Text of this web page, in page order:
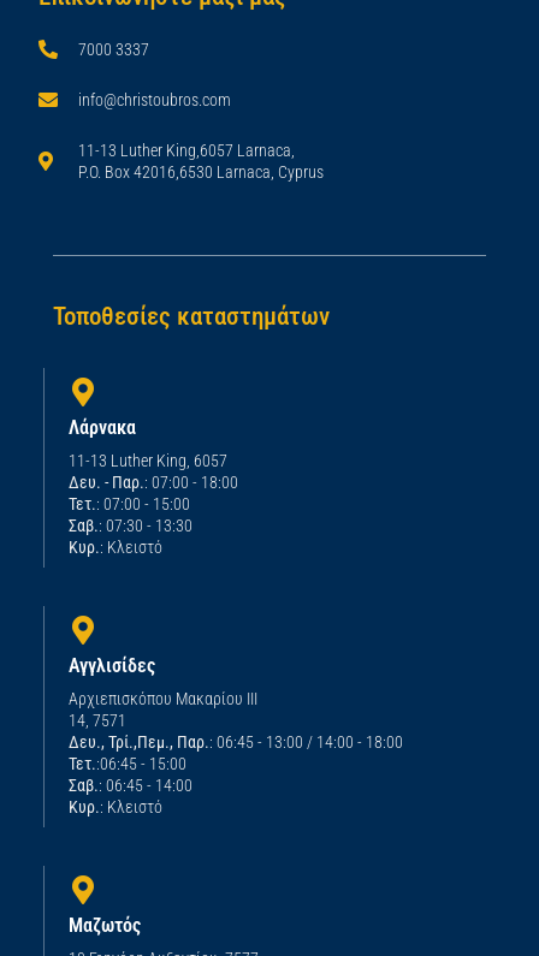
7000 3337
info@christoubros.com
11-13 Luther King,6057 Larnaca,
P.O. Box 42016,6530 Larnaca, Cyprus
Τοποθεσίες καταστημάτων
Λάρνακα
11-13 Luther King, 6057
Δευ. - Παρ.: 07:00 - 18:00
Τετ.: 07:00 - 15:00
Σαβ.: 07:30 - 13:30
Κυρ.: Κλειστό
Αγγλισίδες
Αρχιεπισκόπου Μακαρίου ΙΙΙ
14, 7571
Δευ., Τρί.,Πεμ., Παρ.: 06:45 - 13:00 / 14:00 - 18:00
Τετ.:06:45 - 15:00
Σαβ.: 06:45 - 14:00
Κυρ.: Κλειστό
Μαζωτός